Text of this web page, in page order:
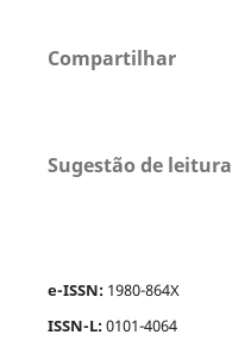
Compartilhar
Sugestão de leitura
e-ISSN: 1980-864X
ISSN-L:0101-4064